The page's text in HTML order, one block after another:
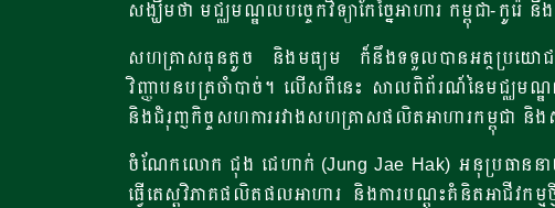
សង្ឃឹមថា មជ្ឈមណ្ឌលបច្ចេកវិទ្យាកែច្នៃអាហារ កម្ពុជា-កូរ៉េ
សហគ្រាសធុនតូច និងមធ្យម ក៏នឹងទទួលបានអត្ថប្រយោជន៍
វិញ្ញាបនបត្រចាំបាច់។ លើសពីនេះ សាលពិព័រណ៍នៃមជ្ឈមណ្
និងជំរុញកិច្ចសហការរវាងសហគ្រាសផលិតអាហារកម្ពុជា និ
ចំណែកលោក ជុង ជេហាក់ (Jung Jae Hak) អនុប្រធាននាយក
ធ្វើតេស្តវិភាគផលិតផលអាហារ និងការបណ្តុះគំនិតអាជីវកម្ម